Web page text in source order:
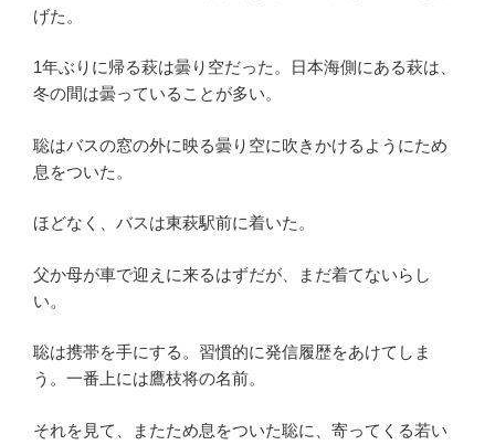
げた。
1年ぶりに帰る萩は曇り空だった。日本海側にある萩は、
冬の間は曇っていることが多い。
聡はバスの窓の外に映る曇り空に吹きかけるようにため
息をついた。
ほどなく、バスは東萩駅前に着いた。
父か母が車で迎えに来るはずだが、まだ着てないらし
い。
聡は携帯を手にする。習慣的に発信履歴をあけてしま
う。一番上には鷹枝将の名前。
それを見て、またため息をついた聡に、寄ってくる若い